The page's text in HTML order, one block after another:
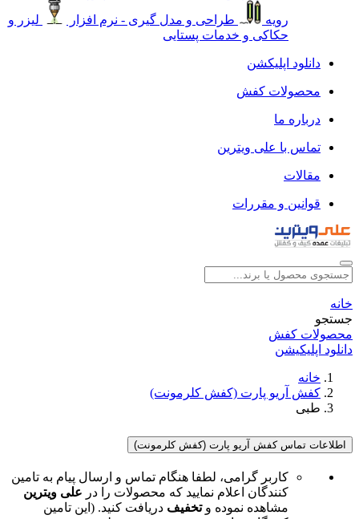
رویه
طراحی و مدل گیری - نرم افزار
لیزر و
حکاکی و خدمات پستایی
دانلود اپلیکشن
محصولات کفش
درباره ما
تماس با علی ویترین
مقالات
قوانین و مقررات
خانه
جستجو
محصولات کفش
دانلود اپلیکیشن
خانه
کفش آریو پارت (کفش کلرمونت)
طبی
اطلاعات تماس کفش آریو پارت (کفش کلرمونت)
کاربر گرامی، لطفا هنگام تماس و ارسال پیام به تامین
کنندگان اعلام نمایید که محصولات را در علی ویترین
مشاهده نموده وتخفیف دریافت کنید. (این تامین